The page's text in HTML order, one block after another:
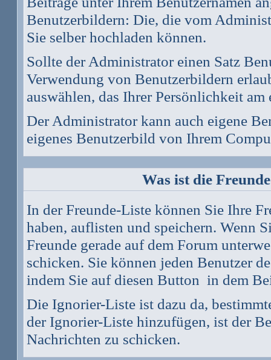
Benutzerbildern: Die, die vom
Sie selber hochladen können.
Sollte der Administrator einen Satz
Verwendung von Benutzerbildern
auswählen, das Ihrer Persönlichkeit am
Der Administrator kann auch eigene
eigenes Benutzerbild von Ihrem
Was ist die
In der Freunde-Liste können Sie Ihre
haben, auflisten und speichern. Wenn
Freunde gerade auf dem Forum
schicken. Sie können jeden Benutzer
indem Sie auf diesen Button in dem
Die Ignorier-Liste ist dazu da,
der Ignorier-Liste hinzufügen, ist der
Nachrichten zu schicken.